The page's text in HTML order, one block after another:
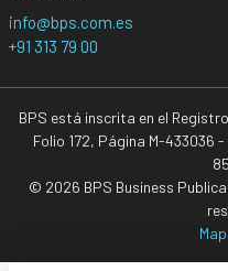
info@bps.com.es
+91 313 79 00
BPS está inscrita en el
Folio 172, Página M-433036
© 2026 BPS Business